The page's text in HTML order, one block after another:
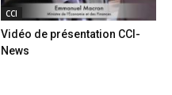
CCI
Vidéo de présentation CCI-
News